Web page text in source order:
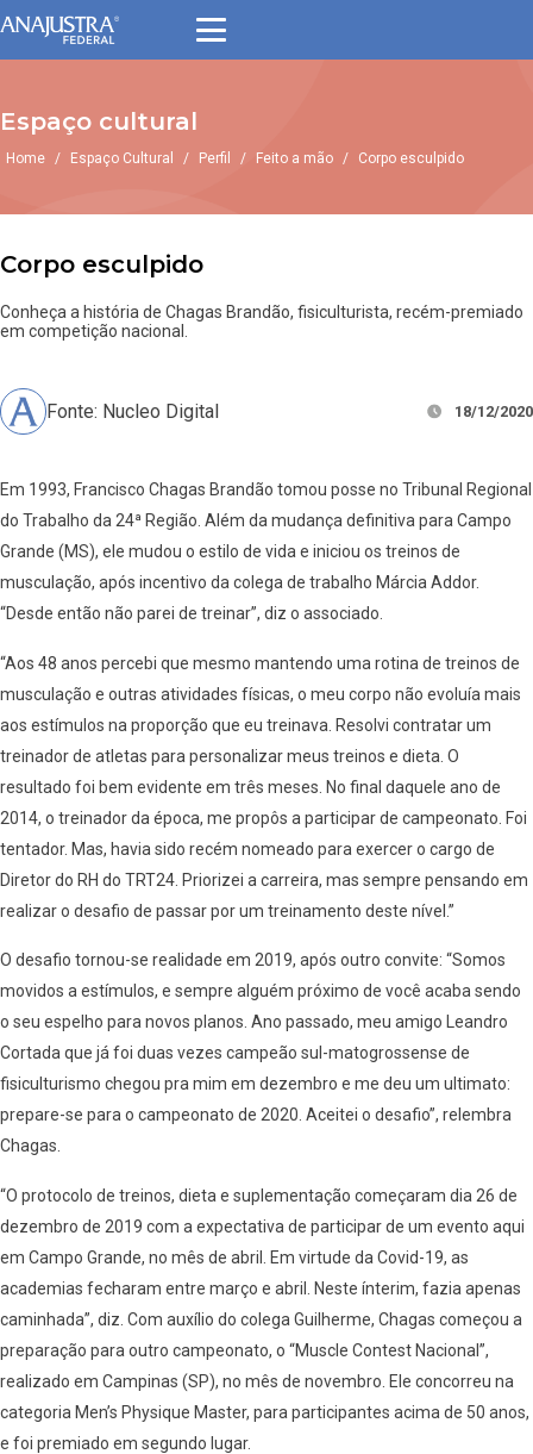
Espaço cultural
Home / Espaço Cultural / Perfil / Feito a mão / Corpo esculpido
Corpo esculpido
Conheça a história de Chagas Brandão, fisiculturista, recém-premiado
em competição nacional.
Fonte: Nucleo Digital 18/12/2020
Em 1993, Francisco Chagas Brandão tomou posse no Tribunal Regional
do Trabalho da 24ª Região. Além da mudança definitiva para Campo
Grande (MS), ele mudou o estilo de vida e iniciou os treinos de
musculação, após incentivo da colega de trabalho Márcia Addor.
“Desde então não parei de treinar”, diz o associado.
“Aos 48 anos percebi que mesmo mantendo uma rotina de treinos de
musculação e outras atividades físicas, o meu corpo não evoluía mais
aos estímulos na proporção que eu treinava. Resolvi contratar um
treinador de atletas para personalizar meus treinos e dieta. O
resultado foi bem evidente em três meses. No final daquele ano de
2014, o treinador da época, me propôs a participar de campeonato. Foi
tentador. Mas, havia sido recém nomeado para exercer o cargo de
Diretor do RH do TRT24. Priorizei a carreira, mas sempre pensando em
realizar o desafio de passar por um treinamento deste nível.”
O desafio tornou-se realidade em 2019, após outro convite: “Somos
movidos a estímulos, e sempre alguém próximo de você acaba sendo
o seu espelho para novos planos. Ano passado, meu amigo Leandro
Cortada que já foi duas vezes campeão sul-matogrossense de
fisiculturismo chegou pra mim em dezembro e me deu um ultimato:
prepare-se para o campeonato de 2020. Aceitei o desafio”, relembra
Chagas.
“O protocolo de treinos, dieta e suplementação começaram dia 26 de
dezembro de 2019 com a expectativa de participar de um evento aqui
em Campo Grande, no mês de abril. Em virtude da Covid-19, as
academias fecharam entre março e abril. Neste ínterim, fazia apenas
caminhada”, diz. Com auxílio do colega Guilherme, Chagas começou a
preparação para outro campeonato, o “Muscle Contest Nacional”,
realizado em Campinas (SP), no mês de novembro. Ele concorreu na
categoria Men’s Physique Master, para participantes acima de 50 anos,
e foi premiado em segundo lugar.